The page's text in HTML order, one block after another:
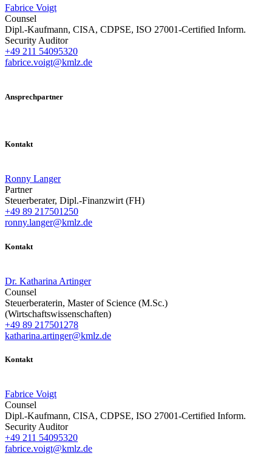
Fabrice Voigt
Counsel
Dipl.-Kaufmann, CISA, CDPSE, ISO 27001-Certified Inform.
Security Auditor
+49 211 54095320
fabrice.voigt@kmlz.de
Ansprechpartner
Kontakt
Ronny Langer
Partner
Steuerberater, Dipl.-Finanzwirt (FH)
+49 89 217501250
ronny.langer@kmlz.de
Kontakt
Dr. Katharina Artinger
Counsel
Steuerberaterin, Master of Science (M.Sc.)
(Wirtschaftswissenschaften)
+49 89 217501278
katharina.artinger@kmlz.de
Kontakt
Fabrice Voigt
Counsel
Dipl.-Kaufmann, CISA, CDPSE, ISO 27001-Certified Inform.
Security Auditor
+49 211 54095320
fabrice.voigt@kmlz.de